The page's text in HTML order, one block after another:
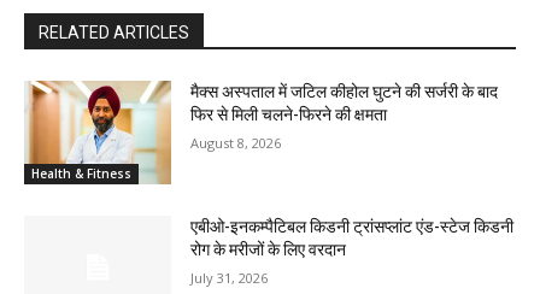
RELATED ARTICLES
Health & Fitness
मैक्स अस्पताल में जटिल कीहोल घुटने की सर्जरी के बाद
फिर से मिली चलने-फिरने की क्षमता
August 8, 2026
एबीओ-इनकम्पैटिबल किडनी ट्रांसप्लांट एंड-स्टेज किडनी
रोग के मरीजों के लिए वरदान
July 31, 2026